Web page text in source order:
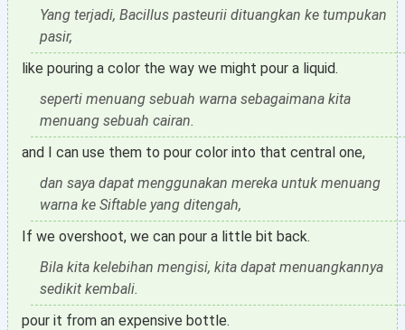
Yang terjadi, Bacillus pasteurii dituangkan ke tumpukan
pasir,
like pouring a color the way we might pour a liquid.
seperti menuang sebuah warna sebagaimana kita
menuang sebuah cairan.
and I can use them to pour color into that central one,
dan saya dapat menggunakan mereka untuk menuang
warna ke Siftable yang ditengah,
If we overshoot, we can pour a little bit back.
Bila kita kelebihan mengisi, kita dapat menuangkannya
sedikit kembali.
pour it from an expensive bottle.